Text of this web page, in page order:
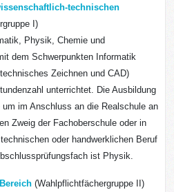
technischen
I)
Physik, Chemie und
dem Schwerpunkten Informatik
Zeichnen und CAD)
unterrichtet. Die Ausbildung
um im Anschluss an die Realschule an
Zweig der Fachoberschule oder in
oder handwerklichen Beruf
ist Physik.
(Wahlpflichtfächergruppe II)